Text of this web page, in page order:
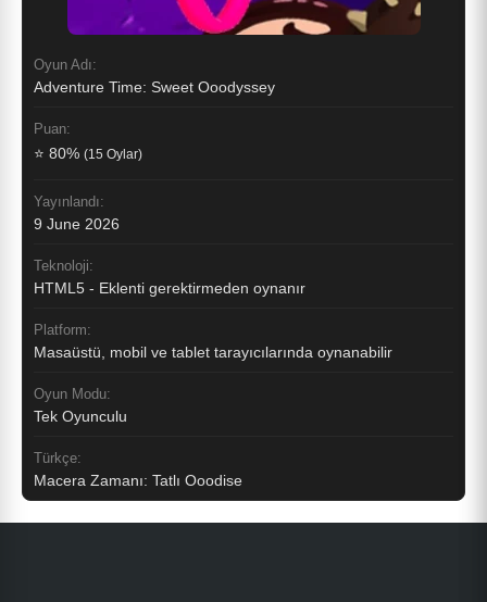
Oyun Adı:
Adventure Time: Sweet Ooodyssey
Puan:
⭐ 80% (15 Oylar)
Yayınlandı:
9 June 2026
Teknoloji:
HTML5 - Eklenti gerektirmeden oynanır
Platform:
Masaüstü, mobil ve tablet tarayıcılarında oynanabilir
Oyun Modu:
Tek Oyunculu
Türkçe:
Macera Zamanı: Tatlı Ooodise